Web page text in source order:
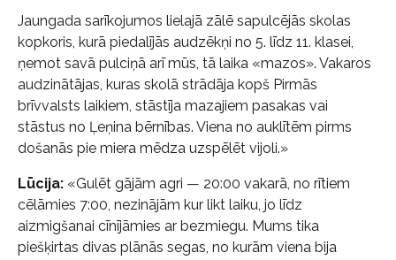
Jaungada sarīkojumos lielajā zālē sapulcējās skolas
kopkoris, kurā piedalījās audzēkņi no 5. līdz 11. klasei,
ņemot savā pulciņā arī mūs, tā laika «mazos». Vakaros
audzinātājas, kuras skolā strādāja kopš Pirmās
brīvvalsts laikiem, stāstīja mazajiem pasakas vai
stāstus no Ļeņina bērnības. Viena no auklītēm pirms
došanās pie miera mēdza uzspēlēt vijoli.»
Lūcija: «Gulēt gājām agri — 20:00 vakarā, no rītiem
cēlāmies 7:00, nezinājām kur likt laiku, jo līdz
aizmigšanai cīnījāmies ar bezmiegu. Mums tika
piešķirtas divas plānās segas, no kurām viena bija